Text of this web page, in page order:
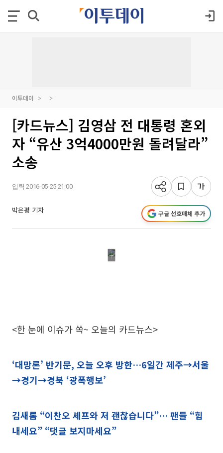
이투데이
[카드뉴스] 김영삼 전 대통령 혼외
자 “유산 3억4000만원 돌려달라”
소송
입력 2016-05-25 21:00
박은평 기자 구글 선호매체 추가
<한 눈에 이슈가 쏙~ 오늘의 카드뉴스>
‘대망론’ 반기문, 오늘 오후 방한…6일간 제주→서울
→경기→경북 ‘광폭행보’
김새롬 “이찬오 셰프와 저 괜찮습니다”… 팬들 “힘
내세요” “댓글 보지마세요”